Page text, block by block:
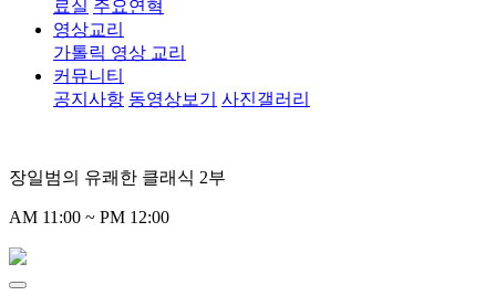
료실 주요연혁
영상교리
가톨릭 영상 교리
커뮤니티
공지사항 동영상보기 사진갤러리
장일범의 유쾌한 클래식 2부
AM 11:00 ~ PM 12:00